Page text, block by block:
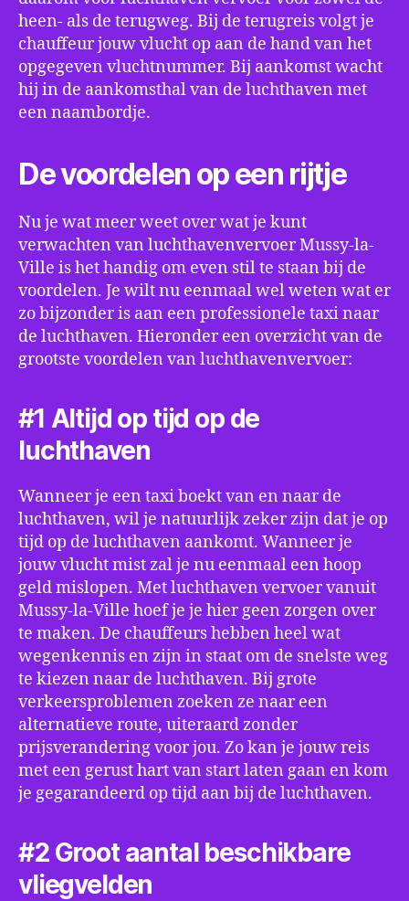
heen- als de terugweg. Bij de terugreis volgt je
chauffeur jouw vlucht op aan de hand van het
opgegeven vluchtnummer. Bij aankomst wacht
hij in de aankomsthal van de luchthaven met
een naambordje.
De voordelen op een rijtje
Nu je wat meer weet over wat je kunt
verwachten van luchthavenvervoer Mussy-la-
Ville is het handig om even stil te staan bij de
voordelen. Je wilt nu eenmaal wel weten wat er
zo bijzonder is aan een professionele taxi naar
de luchthaven. Hieronder een overzicht van de
grootste voordelen van luchthavenvervoer:
#1 Altijd op tijd op de
luchthaven
Wanneer je een taxi boekt van en naar de
luchthaven, wil je natuurlijk zeker zijn dat je op
tijd op de luchthaven aankomt. Wanneer je
jouw vlucht mist zal je nu eenmaal een hoop
geld mislopen. Met luchthaven vervoer vanuit
Mussy-la-Ville hoef je je hier geen zorgen over
te maken. De chauffeurs hebben heel wat
wegenkennis en zijn in staat om de snelste weg
te kiezen naar de luchthaven. Bij grote
verkeersproblemen zoeken ze naar een
alternatieve route, uiteraard zonder
prijsverandering voor jou. Zo kan je jouw reis
met een gerust hart van start laten gaan en kom
je gegarandeerd op tijd aan bij de luchthaven.
#2 Groot aantal beschikbare
vliegvelden